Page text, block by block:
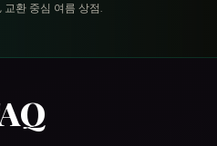
환 중심 여름 상점.